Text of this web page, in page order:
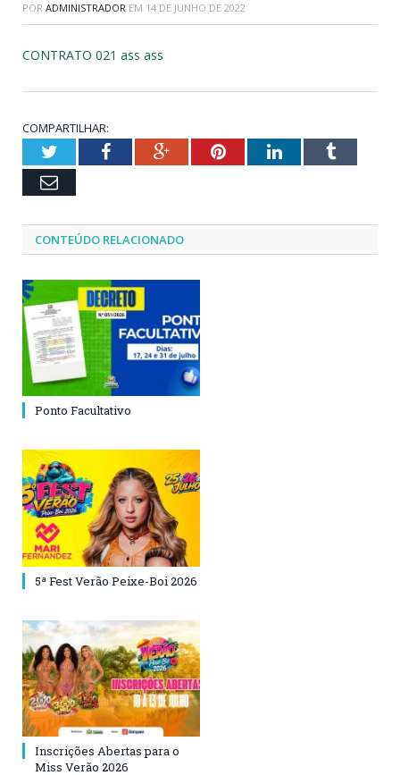
POR ADMINISTRADOR EM 14 DE JUNHO DE 2022
CONTRATO 021 ass ass
COMPARTILHAR:
TwitterFacebookGoogle+PinterestLinkedInTumblr
Email
CONTEÚDO RELACIONADO
Ponto Facultativo
5ª Fest Verão Peixe-Boi 2026
Inscrições Abertas para o
Miss Verão 2026